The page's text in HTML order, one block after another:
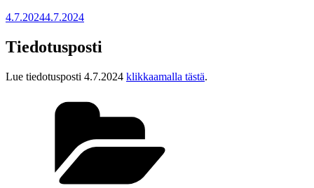
Julkaistu
4.7.20244.7.2024
Tiedotusposti
Lue tiedotusposti 4.7.2024 klikkaamalla tästä.